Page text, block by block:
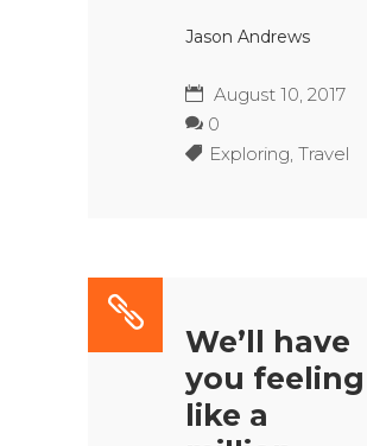
Jason Andrews
August 10, 2017
0
Exploring, Travel
We’ll have
you feeling
like a